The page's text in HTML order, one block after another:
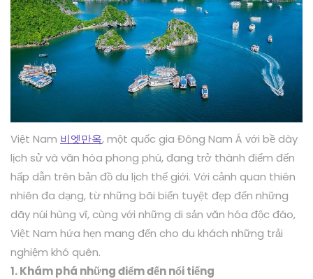
Việt Nam 비엣만옥, một quốc gia Đông Nam Á với bề dày
lịch sử và văn hóa phong phú, đang trở thành điểm đến
hấp dẫn trên bản đồ du lịch thế giới. Với cảnh quan thiên
nhiên đa dạng, từ những bãi biển tuyệt đẹp đến những
dãy núi hùng vĩ, cùng với những di sản văn hóa độc đáo,
Việt Nam hứa hẹn mang đến cho du khách những trải
nghiệm khó quên.
1. Khám phá những điểm đến nổi tiếng